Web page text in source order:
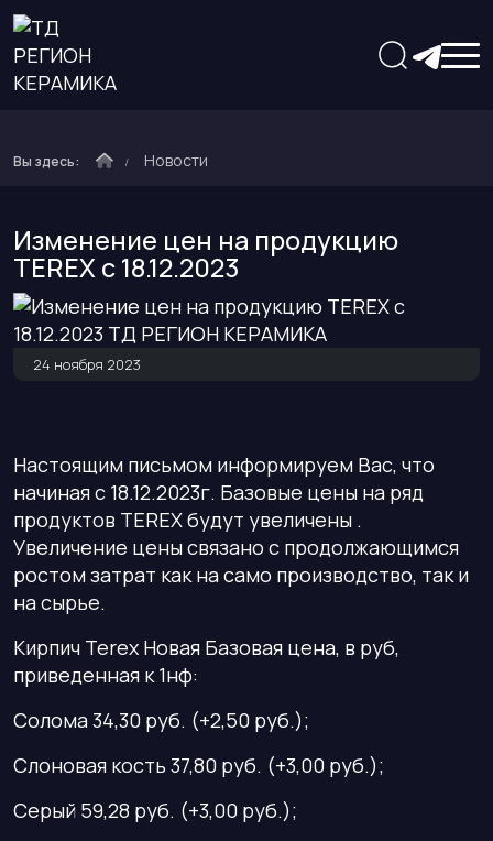
Вы здесь: Новости
Изменение цен на продукцию
TEREX с 18.12.2023
24 ноября 2023
Настоящим письмом информируем Вас, что
начиная с 18.12.2023г. Базовые цены на ряд
продуктов TEREX будут увеличены .
Увеличение цены связано с продолжающимся
ростом затрат как на само производство, так и
на сырье.
Кирпич Terex Новая Базовая цена, в руб,
приведенная к 1нф:
Солома 34,30 руб. (+2,50 руб.);
Слоновая кость 37,80 руб. (+3,00 руб.);
Серый 59,28 руб. (+3,00 руб.);